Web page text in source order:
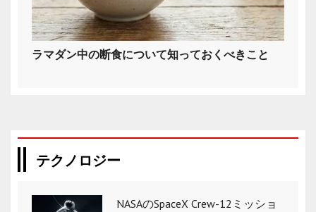
ラマダン中の断食について知っておくべきこと
テクノロジー
NASAのSpaceX Crew-12ミッショ